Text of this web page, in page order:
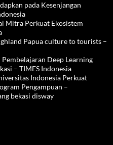
pada Kesenjangan
Mitra Perkuat Ekosistem
Papua culture to tourists –
Deep Learning
– TIMES Indonesia
Indonesia Perkuat
Pengampuan –
bekasi disway